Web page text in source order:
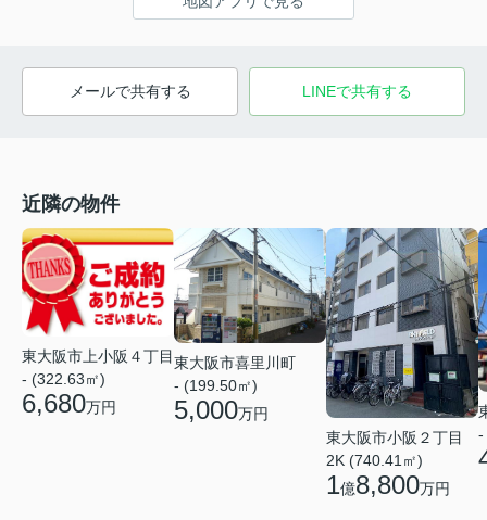
メールで共有する LINEで共有する
近隣の物件
東大阪市上小阪４丁目
- (322.63㎡)
6,680万円
東大阪市喜里川町
- (199.50㎡)
5,000万円
東大阪市小阪２丁目
2K (740.41㎡)
1億8,800万円
-